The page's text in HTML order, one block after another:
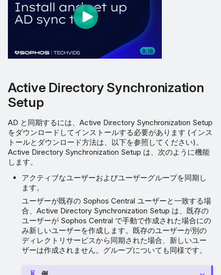
Active Directory Synchronization
Setup
AD と同期するには、Active Directory Synchronization Setup
をダウンロードしてインストールする必要があります (インス
トールとダウンロード方法は、以下を参照してください)。
Active Directory Synchronization Setup は、次のように機能
します。
アクティブなユーザーおよびユーザーグループを同期し
ます。
ユーザーが既存の Sophos Central ユーザーと一致する場
合、Active Directory Synchronization Setup は、既存の
ユーザーが Sophos Central で手動で作成された場合にの
み新しいユーザーを作成します。既存のユーザーが別の
ディレクトリサービスから同期された場合、新しいユー
ザーは作成されません。グループについても同様です。